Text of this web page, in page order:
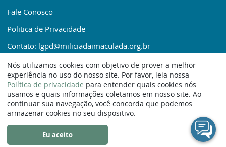
Fale Conosco
Politica de Privacidade
Contato: lgpd@miliciadaimaculada.org.br
© 1920 – 2025. Milícia da Imaculada
Nós utilizamos cookies com objetivo de prover a melhor
experiência no uso do nosso site. Por favor, leia nossa
Política de privacidade para entender quais cookies nós
usamos e quais informações coletamos em nosso site. Ao
continuar sua navegação, você concorda que podemos
armazenar cookies no seu dispositivo.
Eu aceito